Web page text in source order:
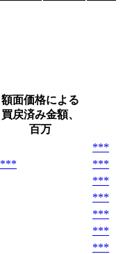
額面価格による
買戻済み金額、
百万
***
***
***
***
***
***
***
***